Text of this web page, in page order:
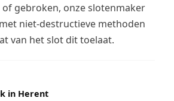
gebroken, onze slotenmaker
niet-destructieve methoden
van het slot dit toelaat.
in Herent